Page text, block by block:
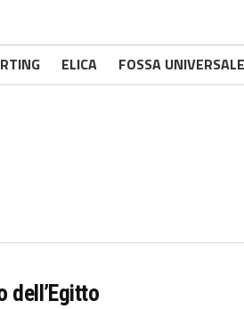
ELICA FOSSA UNIVERSALE
dell’Egitto